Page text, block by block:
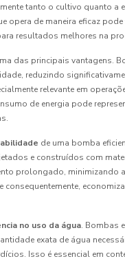
tanto o cultivo quanto a
opera de maneira eficaz
resultados melhores na
das principais vantagens.
reduzindo
relevante em
de energia pode
de uma bomba
e construídos com
prolongado, minimizando
consequentemente,
no uso da água. Bombas
exata de água
Isso é essencial em